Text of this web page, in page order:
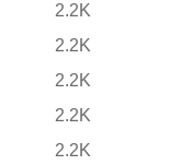
2.2K
2.2K
2.2K
2.2K
2.2K